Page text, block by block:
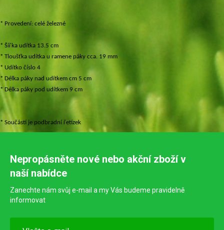
* Provedení: celé železné
* Šířka udítka 13.5 cm
* Tloušťka udítka u ramene páky cca. 19 mm
* Udítko číslo 4
* Délka páky nad udítkem cm 5 cm
* Délka páky pod udítkem 9 cm
* Součástí je podbradní řetízek
Nepropásněte nové nebo akční zboží v
naší nabídce
Zanechte nám svůj e-mail a my Vás budeme pravidelně
informovat